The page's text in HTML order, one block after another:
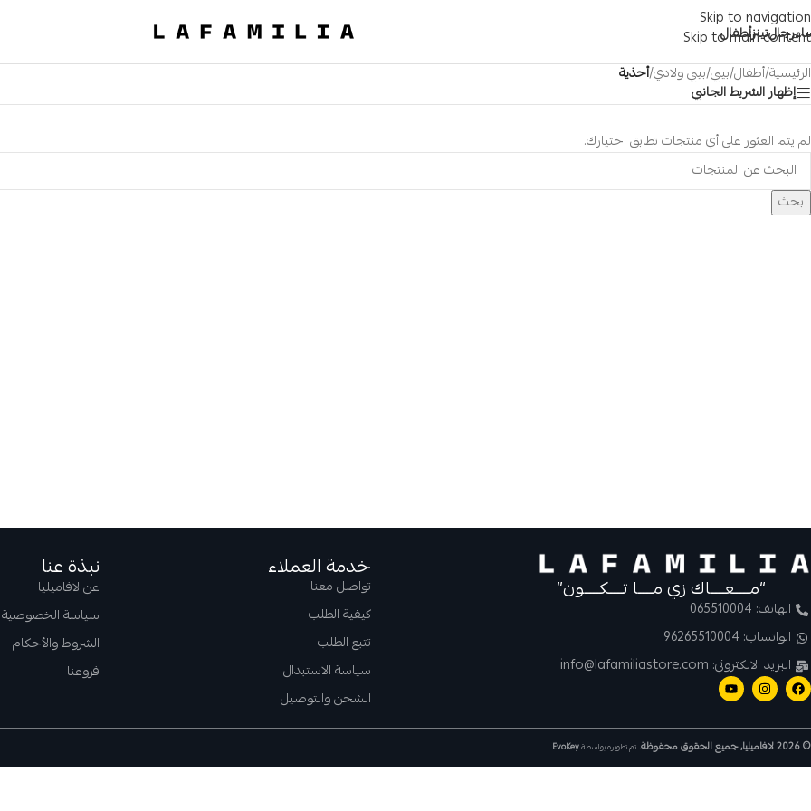
Skip to navigation
Skip to main content
رجالتينزأطفال
الرئيسية/أطفال/بيبي/بيبي ولادي/أحذية
إظهار الشريط الجانبي
لم يتم العثور على أي منتجات تطابق اختيارك.
بحث
“مــــعــــاك زي مــــا تــــكــــون”
الهاتف: 065510004
الواتساب: 96265510004
البريد الالكتروني: info@lafamiliastore.com
خدمة العملاء
تواصل معنا
كيفية الطلب
تتبع الطلب
سياسة الاستبدال
الشحن والتوصيل
نبذة عنا
عن لافاميليا
سياسة الخصوصية
الشروط والأحكام
فروعنا
© 2026 لافاميليا, جميع الحقوق محفوظة. تم تطويره بواسطةEvoKey